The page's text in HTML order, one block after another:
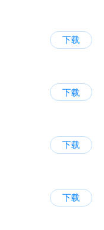
下载
下载
下载
下载